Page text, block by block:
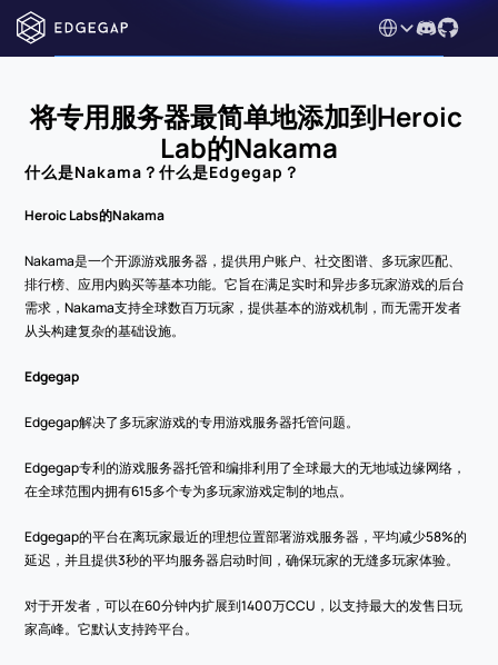
Select Language
将专用服务器最简单地添加到Heroic
Lab的Nakama
什么是Nakama？什么是Edgegap？
Heroic Labs的Nakama
Nakama是一个开源游戏服务器，提供用户账户、社交图谱、多玩家匹配、
排行榜、应用内购买等基本功能。它旨在满足实时和异步多玩家游戏的后台
需求，Nakama支持全球数百万玩家，提供基本的游戏机制，而无需开发者
从头构建复杂的基础设施。
Edgegap
Edgegap解决了多玩家游戏的专用游戏服务器托管问题。
Edgegap专利的游戏服务器托管和编排利用了全球最大的无地域边缘网络，
在全球范围内拥有615多个专为多玩家游戏定制的地点。
Edgegap的平台在离玩家最近的理想位置部署游戏服务器，平均减少58%的
延迟，并且提供3秒的平均服务器启动时间，确保玩家的无缝多玩家体验。
对于开发者，可以在60分钟内扩展到1400万CCU，以支持最大的发售日玩
家高峰。它默认支持跨平台。